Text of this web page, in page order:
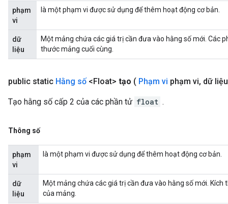
phạm
vi
là một phạm vi được sử dụng để thêm hoạt động cơ bản.
dữ
liệu
Một mảng chứa các giá trị cần đưa vào hằng số mới. Các
thước mảng cuối cùng.
public static Hằng số<Float> tạo ( Phạm vi phạm vi, dữ
Tạo hằng số cấp 2 của các phần tử float .
Thông số
phạm
vi
là một phạm vi được sử dụng để thêm hoạt động cơ bản.
dữ
liệu
Một mảng chứa các giá trị cần đưa vào hằng số mới.
của mảng.